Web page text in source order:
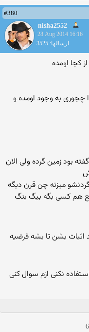
#380
nisha2552
28 Aug 2014 16:16
ارسالها: 3525
به وجود اومده و
بود زمین گرده ولی الان
میزنه چن قرن دیگه
هم کسی بگه بیگ بنگ
اثبات بشن تا بشه فرضیه